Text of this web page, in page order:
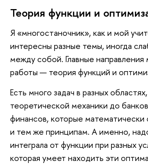
Теория функции и
Я «многостаночник», как и мой
интересны разные темы, иногда
между собой. Главные направления
работы — теория функций и
Есть много задач в разных
теоретической механики до
финансов, которые математически
и тем же принципам. А именно,
интеграла от функции при разных
которая умеет находить эти